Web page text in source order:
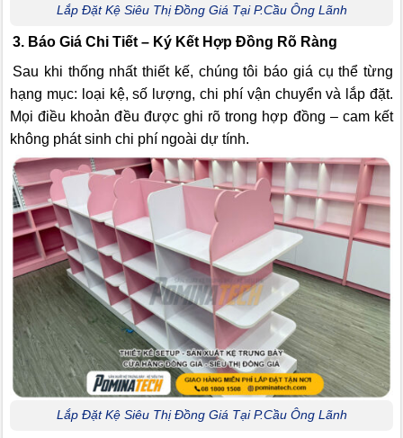
Lắp Đặt Kệ Siêu Thị Đồng Giá Tại P.Cầu Ông Lãnh
3. Báo Giá Chi Tiết – Ký Kết Hợp Đồng Rõ Ràng
Sau khi thống nhất thiết kế, chúng tôi báo giá cụ thể từng
hạng mục: loại kệ, số lượng, chi phí vận chuyển và lắp đặt.
Mọi điều khoản đều được ghi rõ trong hợp đồng – cam kết
không phát sinh chi phí ngoài dự tính.
Lắp Đặt Kệ Siêu Thị Đồng Giá Tại P.Cầu Ông Lãnh